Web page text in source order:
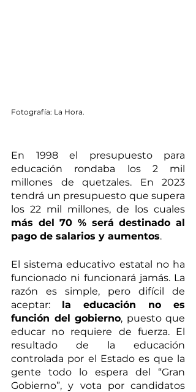
Fotografía: La Hora.
En 1998 el presupuesto para
educación rondaba los 2 mil
millones de quetzales. En 2023
tendrá un presupuesto que supera
más del 70 % será destinado al
pago de salarios y aumentos.
El sistema educativo estatal no ha
funcionado ni funcionará jamás. La
razón es simple, pero difícil de
aceptar: la educación no es
función del gobierno, puesto que
educar no requiere de fuerza. El
resultado de la educación
controlada por el Estado es que la
gente todo lo espera del “Gran
Gobierno”, y vota por candidatos